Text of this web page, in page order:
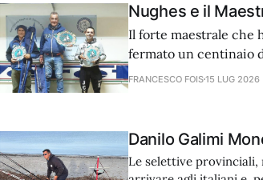
Nughes e il
Il forte maestrale che
fermato un centinaio
migliore è stato
FRANCESCO FOIS15 LUG 2026
Danilo Galimi
Le selettive provinciali,